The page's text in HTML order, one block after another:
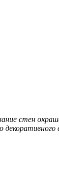
стен